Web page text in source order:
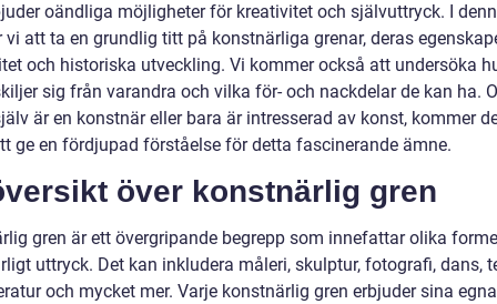
oändliga möjligheter för kreativitet och självuttryck. I
vi att ta en grundlig titt på konstnärliga grenar, deras
och historiska utveckling. Vi kommer också att undersöka
sig från varandra och vilka för- och nackdelar de kan ha.
är en konstnär eller bara är intresserad av konst, kommer
ge en fördjupad förståelse för detta fascinerande ämne.
över konstnärlig gren
gren är ett övergripande begrepp som innefattar olika
uttryck. Det kan inkludera måleri, skulptur, fotografi, dans,
och mycket mer. Varje konstnärlig gren erbjuder sina